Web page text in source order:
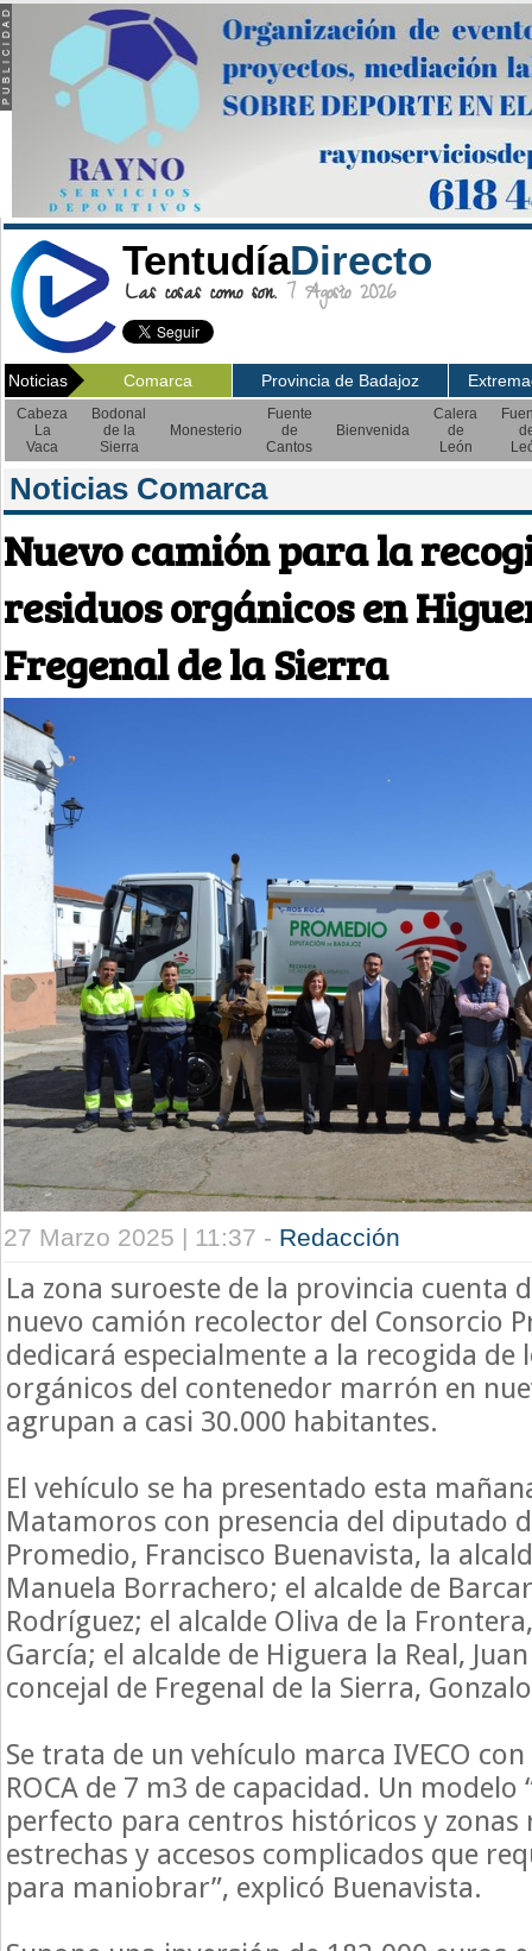
TentudíaDirecto
Las cosas como son. 7 Agosto 2026
Noticias Comarca Provincia de Badajoz
Cabeza
La
Vaca
Bodonal
de la
Sierra
Monesterio
Fuente
de
Cantos
Bienvenida
Calera
de
León
Noticias Comarca
Nuevo camión para la
residuos orgánicos en
Fregenal de la Sierra
27 Marzo 2025 | 11:37 - Redacción
La zona suroeste de la provincia cuenta
nuevo camión recolector del Consorcio
dedicará especialmente a la recogida de
orgánicos del contenedor marrón en
agrupan a casi 30.000 habitantes.
El vehículo se ha presentado esta
Matamoros con presencia del diputado
Promedio, Francisco Buenavista, la
Manuela Borrachero; el alcalde de
Rodríguez; el alcalde Oliva de la
García; el alcalde de Higuera la Real,
concejal de Fregenal de la Sierra,
Se trata de un vehículo marca IVECO con
ROCA de 7 m3 de capacidad. Un modelo
perfecto para centros históricos y zonas
estrechas y accesos complicados que
para maniobrar”, explicó Buenavista.